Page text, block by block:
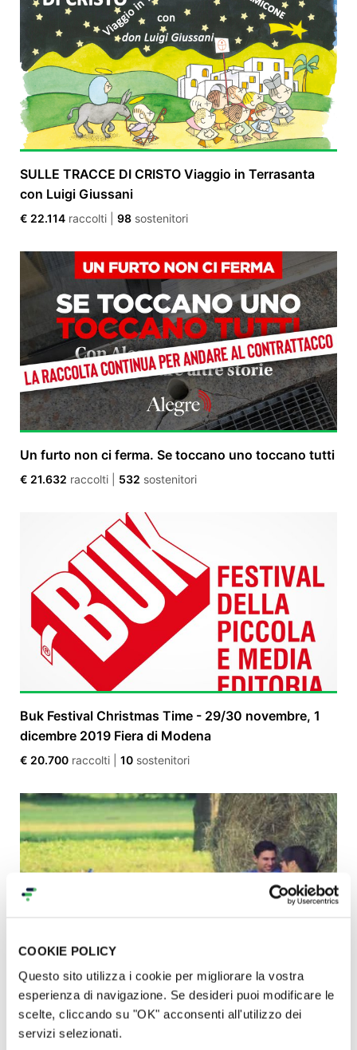
COOKIE POLICY
Questo sito utilizza i cookie per migliorare la vostra
esperienza di navigazione. Se desideri puoi modificare le
scelte, cliccando su "OK" acconsenti all'utilizzo dei
servizi selezionati.
SULLE TRACCE DI CRISTO Viaggio in Terrasanta
con Luigi Giussani
€ 22.114 raccolti 98 sostenitori
Un furto non ci ferma. Se toccano uno toccano tutti
€ 21.632 raccolti 532 sostenitori
Buk Festival Christmas Time - 29/30 novembre, 1
dicembre 2019 Fiera di Modena
€ 20.700 raccolti 10 sostenitori
Fiabe contro il cancro
€ 19.565raccolti|110sostenitori